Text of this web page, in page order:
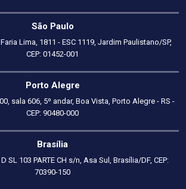
São Paulo
Lima, 1811 - ESC 1119, Jardim Paulistano/SP,
CEP: 01452-001
Porto Alegre
sala 606, 5º andar, Boa Vista, Porto Alegre - RS -
CEP: 90480-000
Brasília
SL 103 PARTE CH s/n, Asa Sul, Brasília/DF, CEP:
70390-150